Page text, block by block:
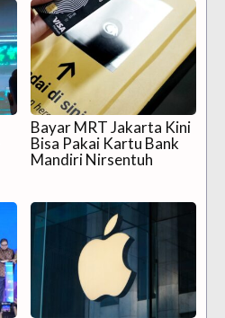
Bayar MRT Jakarta Kini
Bisa Pakai Kartu Bank
Mandiri Nirsentuh